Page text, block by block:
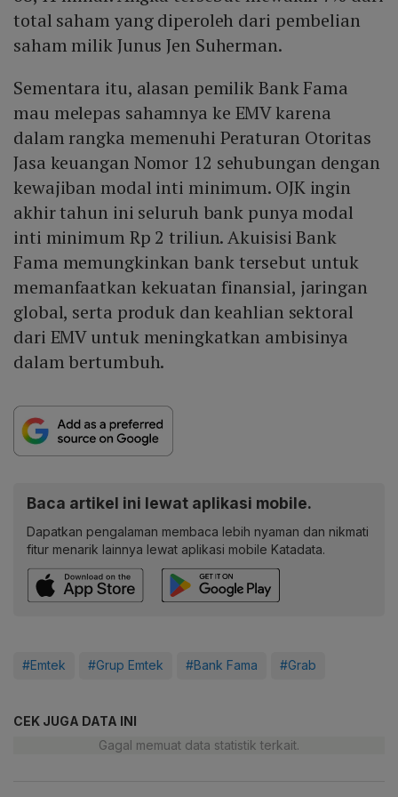
total saham yang diperoleh dari pembelian
saham milik Junus Jen Suherman.
Sementara itu, alasan pemilik Bank Fama
mau melepas sahamnya ke EMV karena
dalam rangka memenuhi Peraturan Otoritas
Jasa keuangan Nomor 12 sehubungan dengan
kewajiban modal inti minimum. OJK ingin
akhir tahun ini seluruh bank punya modal
inti minimum Rp 2 triliun. Akuisisi Bank
Fama memungkinkan bank tersebut untuk
memanfaatkan kekuatan finansial, jaringan
global, serta produk dan keahlian sektoral
dari EMV untuk meningkatkan ambisinya
dalam bertumbuh.
Baca artikel ini lewat aplikasi mobile.
Dapatkan pengalaman membaca lebih nyaman dan nikmati
fitur menarik lainnya lewat aplikasi mobile Katadata.
#Emtek #Grup Emtek #Bank Fama #Grab
CEK JUGA DATA INI
Gagal memuat data statistik terkait.